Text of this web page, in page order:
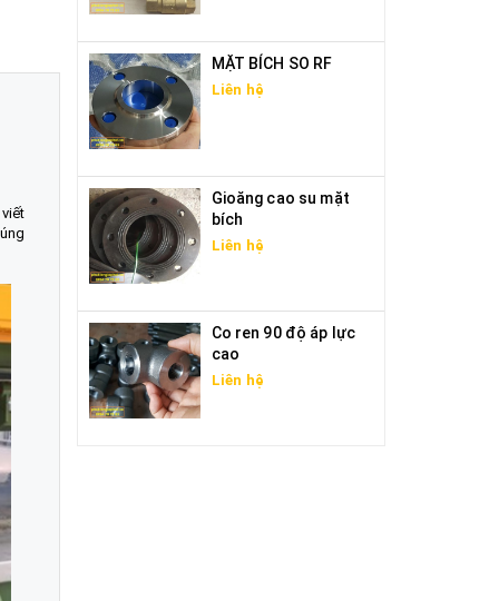
MẶT BÍCH SO RF
Liên hệ
Gioăng cao su mặt
bích
Liên hệ
Co ren 90 độ áp lực
cao
Liên hệ